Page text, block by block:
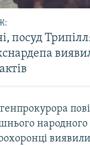
посуд
народного